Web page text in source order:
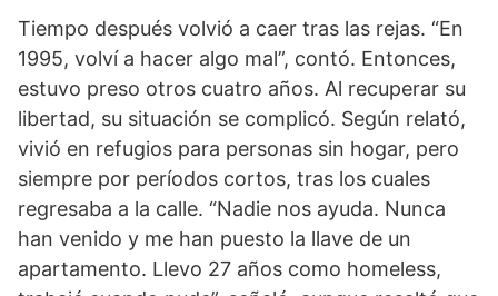
Tiempo después volvió a caer tras las rejas. “En
1995, volví a hacer algo mal”, contó. Entonces,
estuvo preso otros cuatro años. Al recuperar su
libertad, su situación se complicó. Según relató,
vivió en refugios para personas sin hogar, pero
siempre por períodos cortos, tras los cuales
regresaba a la calle. “Nadie nos ayuda. Nunca
han venido y me han puesto la llave de un
apartamento. Llevo 27 años como homeless,